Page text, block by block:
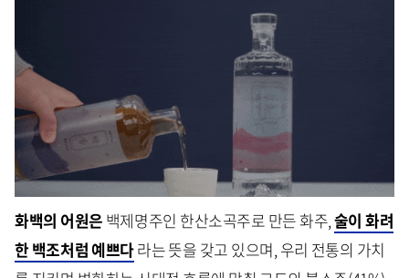
화백의 어원은 백제명주인 한산소곡주로 만든 화주,술이 화려
한 백조처럼 예쁘다라는 뜻을 갖고 있으며, 우리 전통의 가치